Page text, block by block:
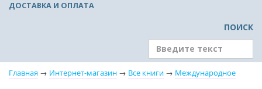
ДОСТАВКА И ОПЛАТА
ПОИСК
Главная → Интернет-магазин → Все книги → Международное